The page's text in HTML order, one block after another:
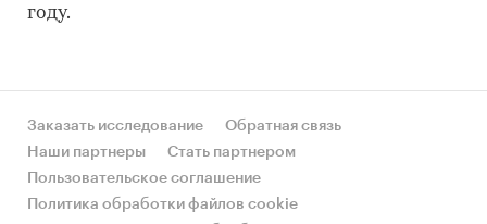
году.
Заказать исследование
Обратная связь
Наши партнеры
Стать партнером
Пользовательское соглашение
Политика обработки файлов cookie